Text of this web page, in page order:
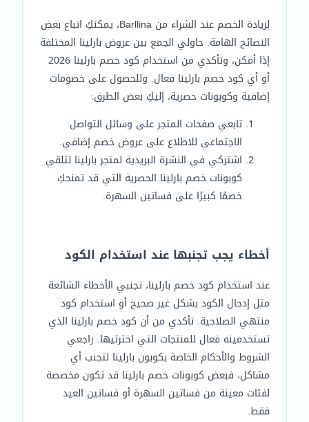
لزيادة الخصم عند الشراء من Barllina، يمكنكِ اتباع بعض
النصائح الهامة. حاولي الجمع بين عروض بارلينا المختلفة
إذا أمكن، وتأكدي من استخدام كود خصم بارلينا 2026
أو أي كود خصم بارلينا فعال. وللحصول على خصومات
إضافية وكوبونات حصرية، إليكِ بعض الطرق:
تابعي صفحات المتجر على وسائل التواصل
الاجتماعي للاطلاع على عروض خصم إضافي.
اشتركي في النشرة البريدية لمتجر بارلينا لتلقي
كوبونات خصم بارلينا الحصرية التي قد تمنحكِ
خصمًا كبيرًا على فساتين السهرة.
أخطاء يجب تجنبها عند استخدام الكود
عند استخدام كود خصم بارلينا، تجنبي الأخطاء الشائعة
مثل إدخال الكود بشكل غير صحيح أو استخدام كود
منتهي الصلاحية. تأكدي من أن كود خصم بارلينا الذي
تستخدمينه فعال للمنتجات التي اخترتيها. راجعي
الشروط والأحكام الخاصة بكوبون بارلينا لتجنب أي
مشاكل، فبعض كوبونات خصم بارلينا قد تكون مخصصة
لفئات معينة من فساتين السهرة أو فساتين العيد
فقط.